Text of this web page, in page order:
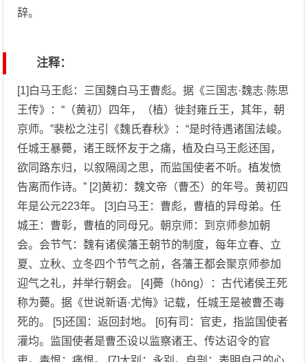
辞。
注释：
[1]白马王彪：三国魏白马王曹彪。据《三国志·魏志·陈思
王传》：“（黄初）四年，（植）徙封雍丘王，其年，朝
京师。”裴松之注引《魏氏春秋》：“是时待遇诸国法峻。
任城王暴薨，诸王既怀友于之痛，植及白马王彪还国，
欲同路东归，以叙隔阔之思，而监国使者不听。植发愤
告离而作诗。” [2]黄初：魏文帝（曹丕）的年号。黄初四
年是公元223年。 [3]白马王：曹彪，曹植的异母弟。任
城王：曹彰，曹植的同母兄。朝京师：到京师参加朝
会。会节气：魏有诸侯藩王朝节的制度，每年立春、立
夏、立秋、立冬四个节气之前，各藩王都会聚京师参加
迎气之礼，并举行朝会。 [4]薨（hōng）：古代诸侯王死
称为薨。据《世说新语·尤悔》记载，任城王是被曹丕毒
死的。 [5]还国：返回封地。 [6]有司：官吏，指监国使者
灌均。监国使者是曹丕设以监察诸王、传达诏令的官